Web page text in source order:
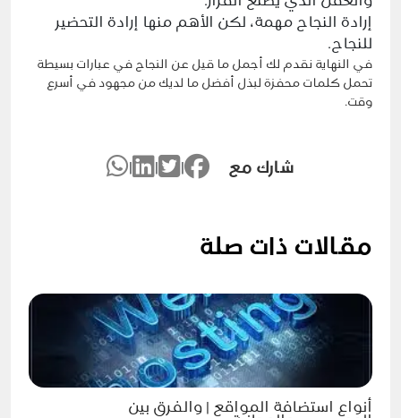
إرادة النجاح مهمة، لكن الأهم منها إرادة التحضير
للنجاح.
في النهاية نقدم لك أجمل ما قيل عن النجاح في عبارات بسيطة
تحمل كلمات محفزة لبذل أفضل ما لديك من مجهود في أسرع
وقت.
شارك مع
مقالات ذات صلة
أنواع استضافة المواقع | والفرق بين